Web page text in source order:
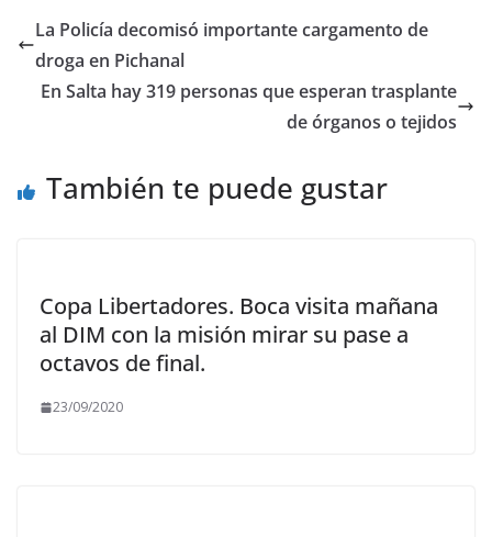
b
o
o
d
o
n
l p
ti
La Policía decomisó importante cargamento de
droga en Pichanal
En Salta hay 319 personas que esperan trasplante
de órganos o tejidos
También te puede gustar
Copa Libertadores. Boca visita mañana
al DIM con la misión mirar su pase a
octavos de final.
23/09/2020